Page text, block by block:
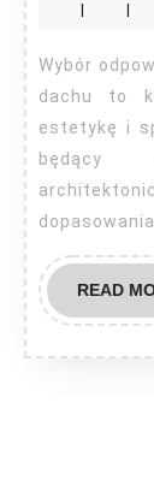
Wybór odpowiedniej kostki brukowej do czerwonego
dachu to
estetykę i
będący
READ